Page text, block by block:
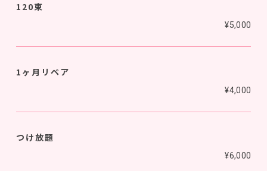
120束
¥5,000
1ヶ月リペア
¥4,000
つけ放題
¥6,000